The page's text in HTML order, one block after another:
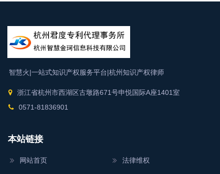
智慧火|一站式知识产权服务平台|杭州知识产权律师
浙江省杭州市西湖区古墩路671号申悦国际A座1401室
0571-81836901
本站链接
网站首页 法律维权